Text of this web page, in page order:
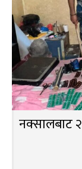
नक्सालबाट